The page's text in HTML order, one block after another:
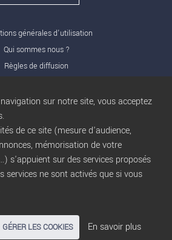
générales d'utilisation
Qui sommes nous ?
Règles de diffusion
Nos offres Pro
Publicité
d’Utilisation
Privacy Policy
Blogtrocbuy
Gestion des cookies
Nous contacter
sur notre site, vous acceptez
de ce site (mesure d'audience,
mémorisation de votre
s'appuient sur des services proposés
services ne sont activés que si vous
GÉRER LES COOKIES En savoir plus